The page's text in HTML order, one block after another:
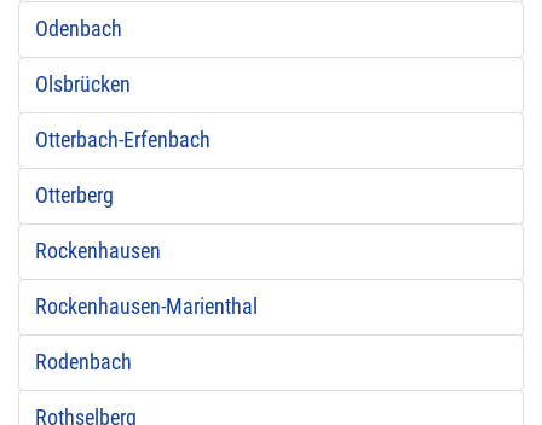
Odenbach
Olsbrücken
Otterbach-Erfenbach
Otterberg
Rockenhausen
Rockenhausen-Marienthal
Rodenbach
Rothselberg